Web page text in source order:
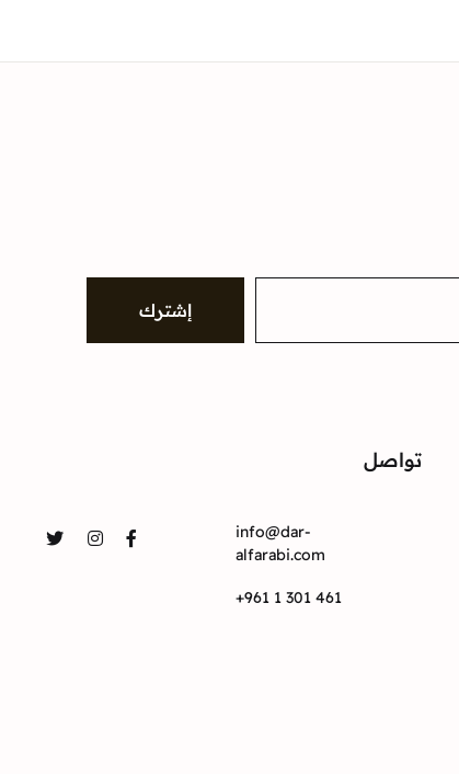
إشترك
تواصل
info@dar-
alfarabi.com
+961 1 301 461
Facebook
Instagram
Twitter